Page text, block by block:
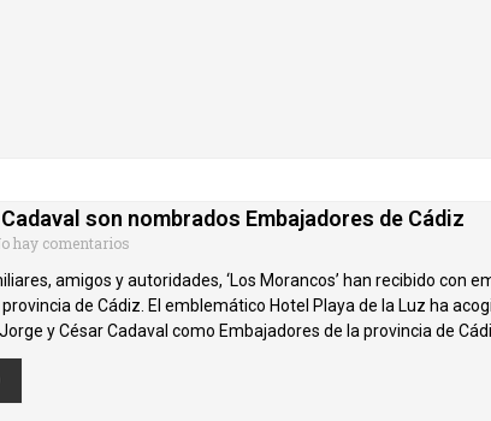
son nombrados Embajadores de Cádiz
hay comentarios
amigos y autoridades, ‘Los Morancos’ han recibido con
de Cádiz. El emblemático Hotel Playa de la Luz ha
y César Cadaval como Embajadores de la provincia de